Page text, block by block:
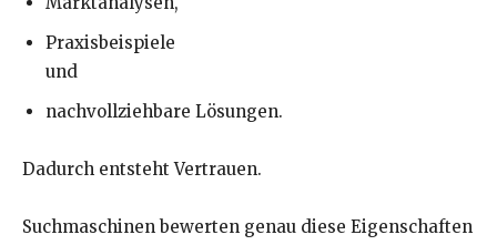
Praxisbeispiele
und
nachvollziehbare Lösungen.
Dadurch entsteht Vertrauen.
Suchmaschinen bewerten genau diese Eigenschaften